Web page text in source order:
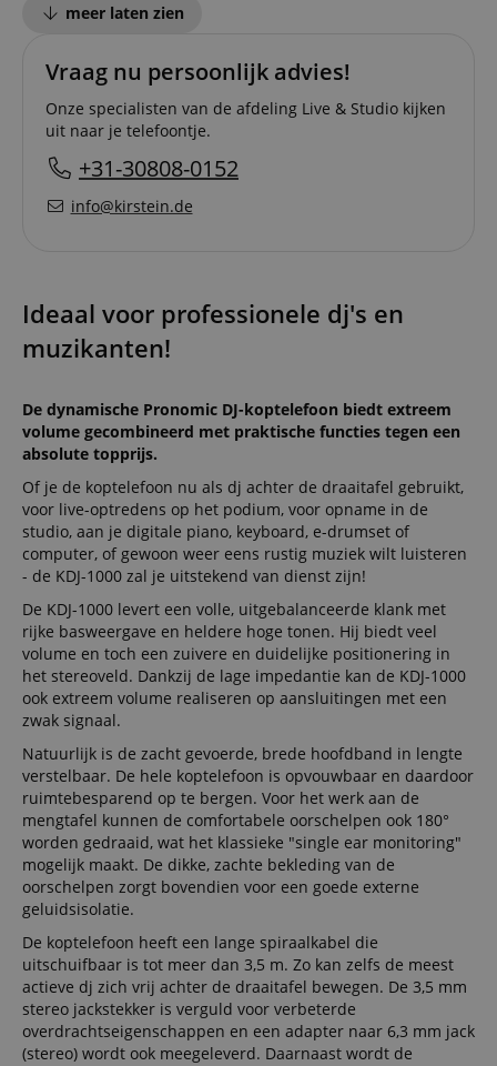
meer laten zien
Vraag nu persoonlijk advies!
Onze specialisten van de afdeling Live & Studio kijken
uit naar je telefoontje.
+31-30808-0152
info@kirstein.de
Ideaal voor professionele dj's en
muzikanten!
De dynamische Pronomic DJ-koptelefoon biedt extreem
volume gecombineerd met praktische functies tegen een
absolute topprijs.
Of je de koptelefoon nu als dj achter de draaitafel gebruikt,
voor live-optredens op het podium, voor opname in de
studio, aan je digitale piano, keyboard, e-drumset of
computer, of gewoon weer eens rustig muziek wilt luisteren
- de KDJ-1000 zal je uitstekend van dienst zijn!
De KDJ-1000 levert een volle, uitgebalanceerde klank met
rijke basweergave en heldere hoge tonen. Hij biedt veel
volume en toch een zuivere en duidelijke positionering in
het stereoveld. Dankzij de lage impedantie kan de KDJ-1000
ook extreem volume realiseren op aansluitingen met een
zwak signaal.
Natuurlijk is de zacht gevoerde, brede hoofdband in lengte
verstelbaar. De hele koptelefoon is opvouwbaar en daardoor
ruimtebesparend op te bergen. Voor het werk aan de
mengtafel kunnen de comfortabele oorschelpen ook 180°
worden gedraaid, wat het klassieke "single ear monitoring"
mogelijk maakt. De dikke, zachte bekleding van de
oorschelpen zorgt bovendien voor een goede externe
geluidsisolatie.
De koptelefoon heeft een lange spiraalkabel die
uitschuifbaar is tot meer dan 3,5 m. Zo kan zelfs de meest
actieve dj zich vrij achter de draaitafel bewegen. De 3,5 mm
stereo jackstekker is verguld voor verbeterde
overdrachtseigenschappen en een adapter naar 6,3 mm jack
(stereo) wordt ook meegeleverd. Daarnaast wordt de